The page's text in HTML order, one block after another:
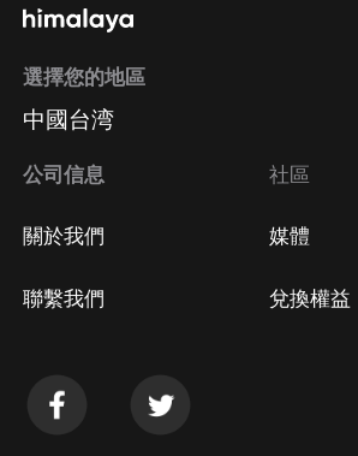
選擇您的地區
中國台湾
公司信息
關於我們
聯繫我們
社區
媒體
兌換權益